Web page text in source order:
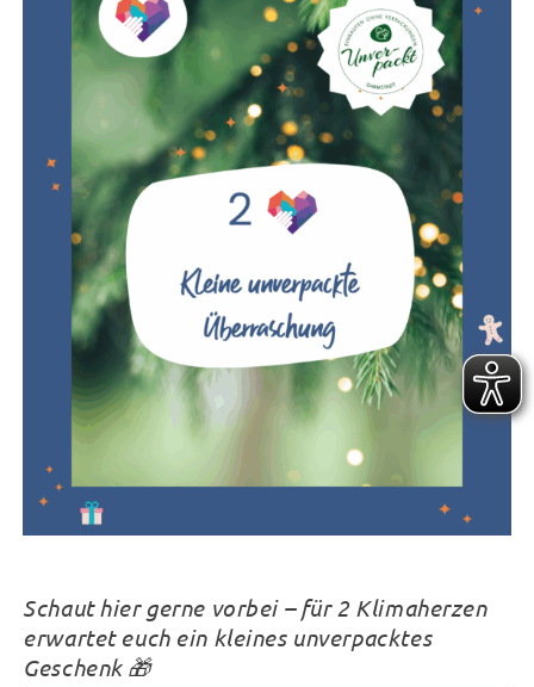
Schaut hier gerne vorbei – für 2 Klimaherzen
erwartet euch ein kleines unverpacktes
Geschenk 🎁